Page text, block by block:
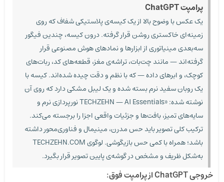
پرامپت ChatGPT
یک عکس با وضوح بالا از یک کیسه‌ی پلاستیکی شفاف که روی
زمینه‌ای خاکستری روشن قرار گرفته. درون کیسه، چندین فیگور
سه‌بعدی مینیاتوری از ابزارها و نمادهای هوش مصنوعی قرار
گرفته‌اند — مانند چت‌بات‌، تراشه‌ی مغز، قطعه‌های کد، ربات‌های
کوچک، و ابرهای داده — که با نظم و دقت چیده شده‌اند. کیسه با
یک روبان سفید نرم بسته شده و یک لیبل مشکی دارد که روی آن
نوشته شده: «TECHZEHN — AI Essentials نورپردازی نرم و
سایه‌های تمیز، بافت‌ها و جزئیات واقعی اجزا را برجسته می‌کند.
ترکیب کلی تصویر باید حس مدرن، مینیمال و فناوری‌محور داشته
باشد؛ همراه با کمی حس بازیگوشی. لوگوی TECHZEHN.COM
به‌شکل ظریف و مشخص در گوشه‌ی پایین تصویر قرار بگیرد.
خروجی ChatGPT از پرامپت فوق: